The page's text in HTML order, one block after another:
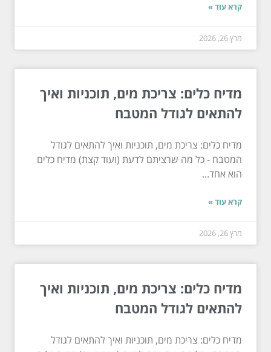
קרא עוד »
מרץ 26, 2026
מדיח כלים: צריכת מים, תוכניות ואיך
להתאים לגודל המטבח
מדיח כלים: צריכת מים, תוכניות ואיך להתאים לגודל
המטבח - כל מה שרציתם לדעת (ועוד קצת) מדיח כלים
הוא אחד...
קרא עוד »
מרץ 26, 2026
מדיח כלים: צריכת מים, תוכניות ואיך
להתאים לגודל המטבח
מדיח כלים: צריכת מים, תוכניות ואיך להתאים לגודל